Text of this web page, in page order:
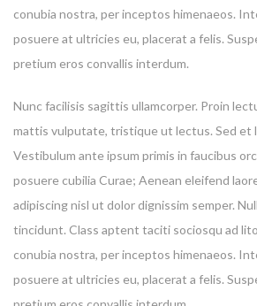
conubia nostra, per inceptos himenaeos.
posuere at ultricies eu, placerat a felis.
pretium eros convallis interdum.
Nunc facilisis sagittis ullamcorper. Proin
mattis vulputate, tristique ut lectus. Sed et
Vestibulum ante ipsum primis in faucibus
posuere cubilia Curae; Aenean eleifend
adipiscing nisl ut dolor dignissim semper.
tincidunt. Class aptent taciti sociosqu ad
conubia nostra, per inceptos himenaeos.
posuere at ultricies eu, placerat a felis.